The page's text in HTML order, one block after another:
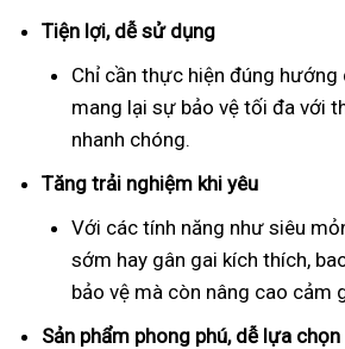
Tiện lợi, dễ sử dụng
Chỉ cần thực hiện đúng hướng
mang lại sự bảo vệ tối đa với
nhanh chóng.
Tăng trải nghiệm khi yêu
Với các tính năng như siêu
sớm hay gân gai kích thích,
bảo vệ mà còn nâng cao cảm
Sản phẩm phong phú, dễ lựa chọn